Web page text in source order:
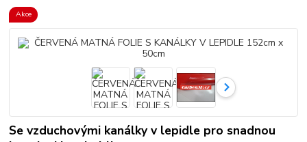
Akce
Se vzduchovými kanálky v lepidle pro snadnou